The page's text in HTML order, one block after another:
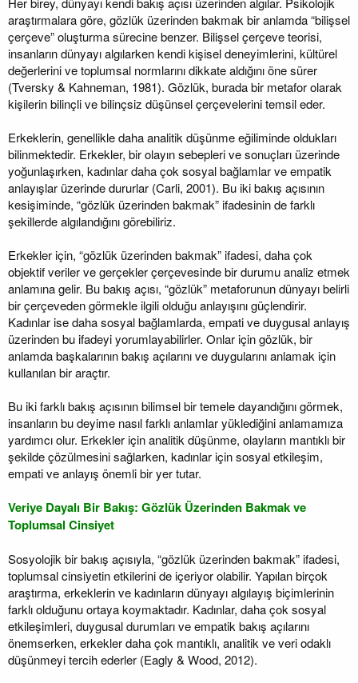
araştırmalara göre, gözlük üzerinden bakmak bir anlamda “bilişsel
çerçeve” oluşturma sürecine benzer. Bilişsel çerçeve teorisi,
insanların dünyayı algılarken kendi kişisel deneyimlerini, kültürel
değerlerini ve toplumsal normlarını dikkate aldığını öne sürer
(Tversky & Kahneman, 1981). Gözlük, burada bir metafor olarak
kişilerin bilinçli ve bilinçsiz düşünsel çerçevelerini temsil eder.
Erkeklerin, genellikle daha analitik düşünme eğiliminde oldukları
bilinmektedir. Erkekler, bir olayın sebepleri ve sonuçları üzerinde
yoğunlaşırken, kadınlar daha çok sosyal bağlamlar ve empatik
anlayışlar üzerinde dururlar (Carli, 2001). Bu iki bakış açısının
kesişiminde, “gözlük üzerinden bakmak” ifadesinin de farklı
şekillerde algılandığını görebiliriz.
Erkekler için, “gözlük üzerinden bakmak” ifadesi, daha çok
objektif veriler ve gerçekler çerçevesinde bir durumu analiz etmek
anlamına gelir. Bu bakış açısı, “gözlük” metaforunun dünyayı belirli
bir çerçeveden görmekle ilgili olduğu anlayışını güçlendirir.
Kadınlar ise daha sosyal bağlamlarda, empati ve duygusal anlayış
üzerinden bu ifadeyi yorumlayabilirler. Onlar için gözlük, bir
anlamda başkalarının bakış açılarını ve duygularını anlamak için
kullanılan bir araçtır.
Bu iki farklı bakış açısının bilimsel bir temele dayandığını görmek,
insanların bu deyime nasıl farklı anlamlar yüklediğini anlamamıza
yardımcı olur. Erkekler için analitik düşünme, olayların mantıklı bir
şekilde çözülmesini sağlarken, kadınlar için sosyal etkileşim,
empati ve anlayış önemli bir yer tutar.
Veriye Dayalı Bir Bakış: Gözlük Üzerinden Bakmak ve
Toplumsal Cinsiyet
Sosyolojik bir bakış açısıyla, “gözlük üzerinden bakmak” ifadesi,
toplumsal cinsiyetin etkilerini de içeriyor olabilir. Yapılan birçok
araştırma, erkeklerin ve kadınların dünyayı algılayış biçimlerinin
farklı olduğunu ortaya koymaktadır. Kadınlar, daha çok sosyal
etkileşimleri, duygusal durumları ve empatik bakış açılarını
önemserken, erkekler daha çok mantıklı, analitik ve veri odaklı
düşünmeyi tercih ederler (Eagly & Wood, 2012).